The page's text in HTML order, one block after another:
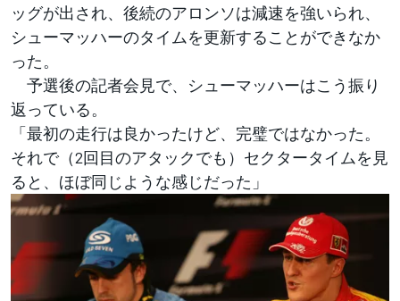
ッグが出され、後続のアロンソは減速を強いられ、
シューマッハーのタイムを更新することができなか
った。
予選後の記者会見で、シューマッハーはこう振り
返っている。
「最初の走行は良かったけど、完璧ではなかった。
それで（2回目のアタックでも）セクタータイムを見
ると、ほぼ同じような感じだった」